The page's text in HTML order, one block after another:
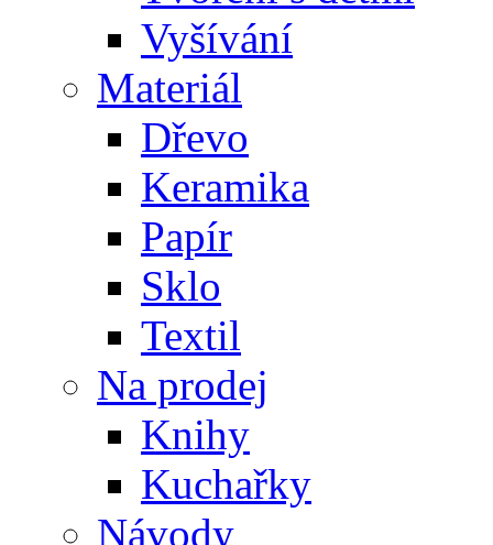
Vyšívání
Materiál
Dřevo
Keramika
Papír
Sklo
Textil
Na prodej
Knihy
Kuchařky
Návody